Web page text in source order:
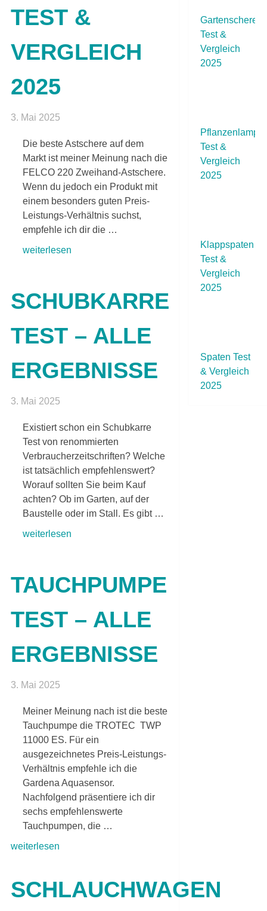
TEST &
VERGLEICH
2025
3. Mai 2025
Die beste Astschere auf dem
Markt ist meiner Meinung nach die
FELCO 220 Zweihand-Astschere.
Wenn du jedoch ein Produkt mit
einem besonders guten Preis-
Leistungs-Verhältnis suchst,
empfehle ich dir die …
weiterlesen
SCHUBKARRE
TEST – ALLE
ERGEBNISSE
3. Mai 2025
Existiert schon ein Schubkarre
Test von renommierten
Verbraucherzeitschriften? Welche
ist tatsächlich empfehlenswert?
Worauf sollten Sie beim Kauf
achten? Ob im Garten, auf der
Baustelle oder im Stall. Es gibt …
weiterlesen
TAUCHPUMPE
TEST – ALLE
ERGEBNISSE
3. Mai 2025
Meiner Meinung nach ist die beste
Tauchpumpe die TROTEC TWP
11000 ES. Für ein
ausgezeichnetes Preis-Leistungs-
Verhältnis empfehle ich die
Gardena Aquasensor.
Nachfolgend präsentiere ich dir
sechs empfehlenswerte
Tauchpumpen, die …
weiterlesen
SCHLAUCHWAGEN
Gartenschere
Test &
Vergleich
2025
Pflanzenlampe
Test &
Vergleich
2025
Klappspaten
Test &
Vergleich
2025
Spaten Test
& Vergleich
2025